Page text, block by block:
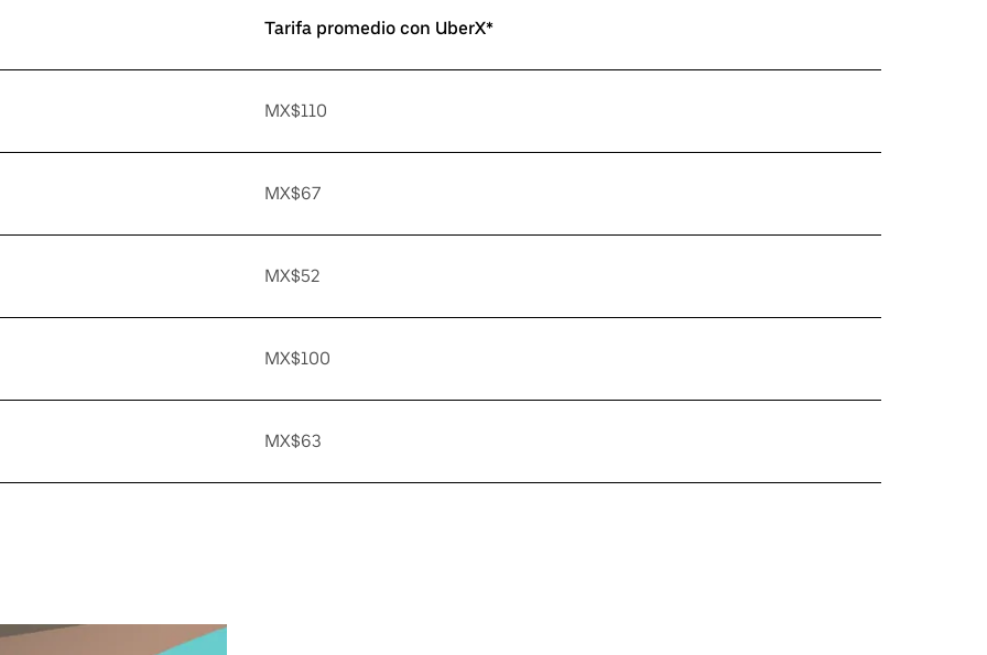
Tarifa promedio con UberX*
MX$110
MX$67
MX$52
MX$100
MX$63